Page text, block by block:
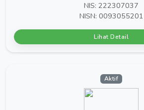
NIS: 222307037
NISN: 0093055201
Lihat Detail
Aktif